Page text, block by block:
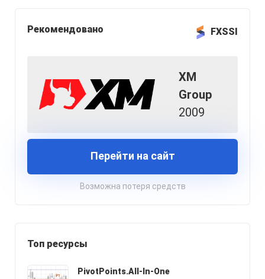
Рекомендовано FXSSI
XM
Group
2009
Перейти на сайт
Возможна потеря средств
Топ ресурсы
PivotPoints.All-In-One